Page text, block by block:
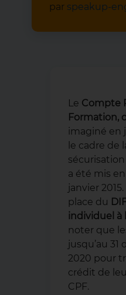
par speakup-
Le Compte
Formation,
imaginé en
le cadre de
a été mis
janvier
place du
individuel à
noter que
jusqu’au 31
2020 pour
crédit de
CPF.